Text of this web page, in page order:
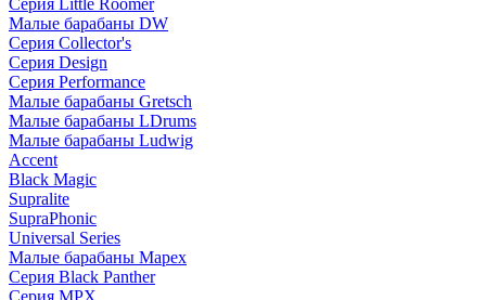
Серия Little Roomer
Малые барабаны DW
Серия Collector's
Серия Design
Серия Performance
Малые барабаны Gretsch
Малые барабаны LDrums
Малые барабаны Ludwig
Accent
Black Magic
Supralite
SupraPhonic
Universal Series
Малые барабаны Mapex
Серия Black Panther
Серия MPX